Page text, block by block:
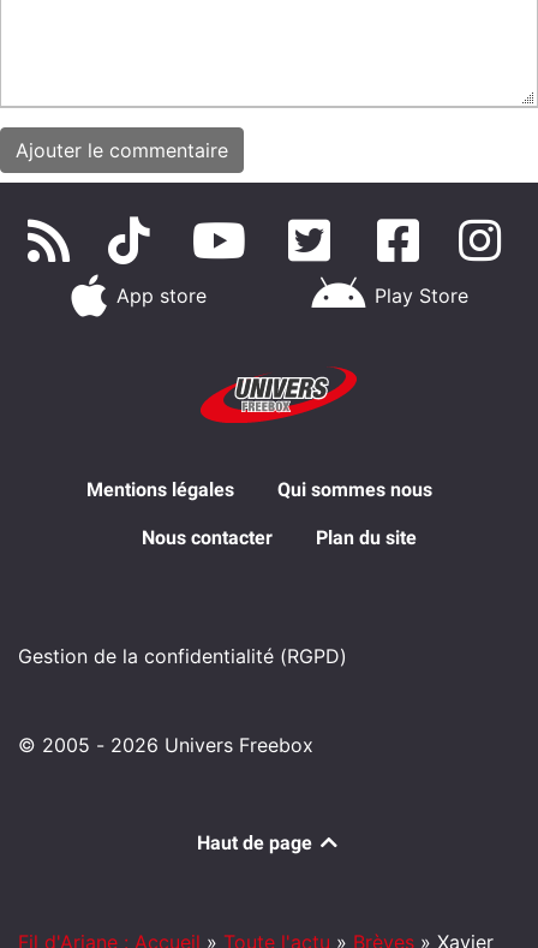
App store Play Store
Mentions légales Qui sommes nous
Nous contacter Plan du site
Gestion de la confidentialité (RGPD)
© 2005 - 2026 Univers Freebox
Haut de page
Fil d'Ariane : Accueil » Toute l'actu » Brèves » Xavier